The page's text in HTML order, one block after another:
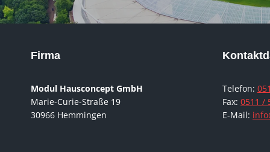
Firma
Modul Hausconcept GmbH
Marie-Curie-Straße 19
30966 Hemmingen
Telefon:
Fax: 0511 /
E-Mail: